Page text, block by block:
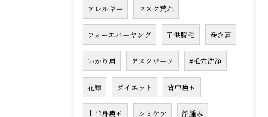
アレルギー マスク荒れ
フォーエバーヤング 子供脱毛 巻き肩
いかり肩 デスクワーク #毛穴洗浄
花嫁 ダイエット 背中痩せ
上半身痩せ シミケア 浮腫み